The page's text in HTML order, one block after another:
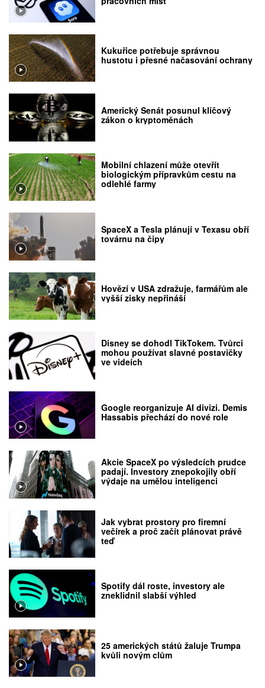
Kukuřice potřebuje správnou
hustotu i přesné načasování ochrany
Americký Senát posunul klíčový
zákon o kryptoměnách
Mobilní chlazení může otevřít
biologickým přípravkům cestu na
odlehlé farmy
SpaceX a Tesla plánují v Texasu obří
továrnu na čipy
Hovězí v USA zdražuje, farmářům ale
vyšší zisky nepřináší
Disney se dohodl TikTokem. Tvůrci
mohou používat slavné postavičky
ve videích
Google reorganizuje AI divizi. Demis
Hassabis přechází do nové role
Akcie SpaceX po výsledcích prudce
padají. Investory znepokojily obří
výdaje na umělou inteligenci
Jak vybrat prostory pro firemní
večírek a proč začít plánovat právě
teď
Spotify dál roste, investory ale
zneklidnil slabší výhled
25 amerických států žaluje Trumpa
kvůli novým clům